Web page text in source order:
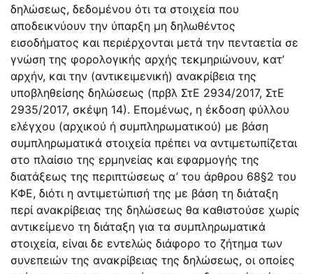
δηλώσεως, δεδομένου ότι τα στοιχεία που
αποδεικνύουν την ύπαρξη μη δηλωθέντος
εισοδήματος και περιέρχονται μετά την πενταετία σε
γνώση της φορολογικής αρχής τεκμηριώνουν, κατ’
αρχήν, και την (αντικειμενική) ανακρίβεια της
υποβληθείσης δηλώσεως (πρβλ ΣτΕ 2934/2017, ΣτΕ
2935/2017, σκέψη 14). Επομένως, η έκδοση φύλλου
ελέγχου (αρχικού ή συμπληρωματικού) με βάση
συμπληρωματικά στοιχεία πρέπει να αντιμετωπίζεται
στο πλαίσιο της ερμηνείας και εφαρμογής της
διατάξεως της περιπτώσεως α’ του άρθρου 68§2 του
ΚΦΕ, διότι η αντιμετώπισή της με βάση τη διάταξη
περί ανακρίβειας της δηλώσεως θα καθιστούσε χωρίς
αντικείμενο τη διάταξη για τα συμπληρωματικά
στοιχεία, είναι δε εντελώς διάφορο το ζήτημα των
συνεπειών της ανακρίβειας της δηλώσεως, οι οποίες